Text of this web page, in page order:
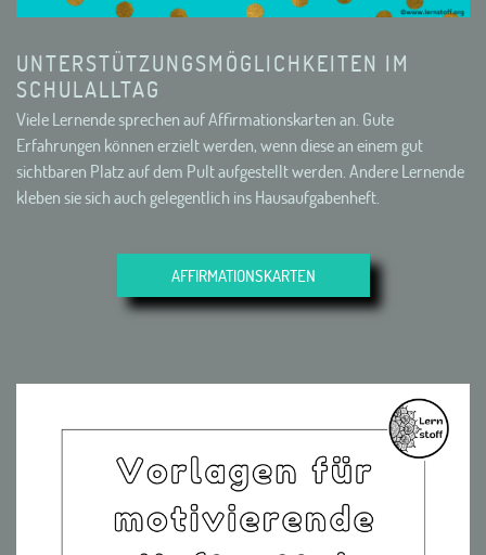
UNTERSTÜTZUNGSMÖGLICHKEITEN IM
SCHULALLTAG
Viele Lernende sprechen auf Affirmationskarten an. Gute
Erfahrungen können erzielt werden, wenn diese an einem gut
sichtbaren Platz auf dem Pult aufgestellt werden. Andere Lernende
kleben sie sich auch gelegentlich ins Hausaufgabenheft.
AFFIRMATIONSKARTEN